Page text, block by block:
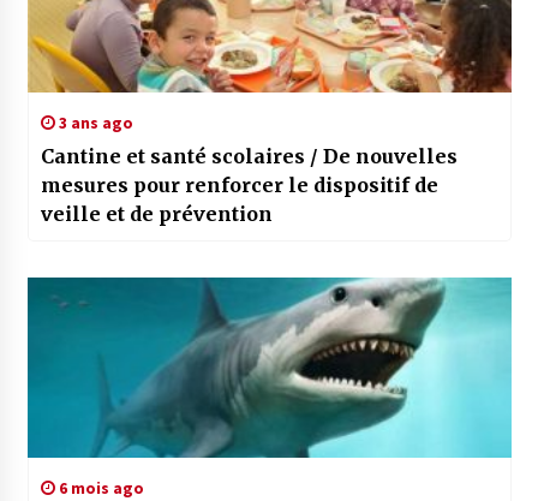
3 ans ago
Cantine et santé scolaires / De nouvelles
mesures pour renforcer le dispositif de
veille et de prévention
6 mois ago